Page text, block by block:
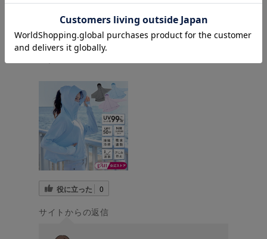
商品：UVパーカー サンブロックラボ 爽壁plus
フェイスガードUVパーカー コジット チャコー
役に立った 0
サイトからの返信